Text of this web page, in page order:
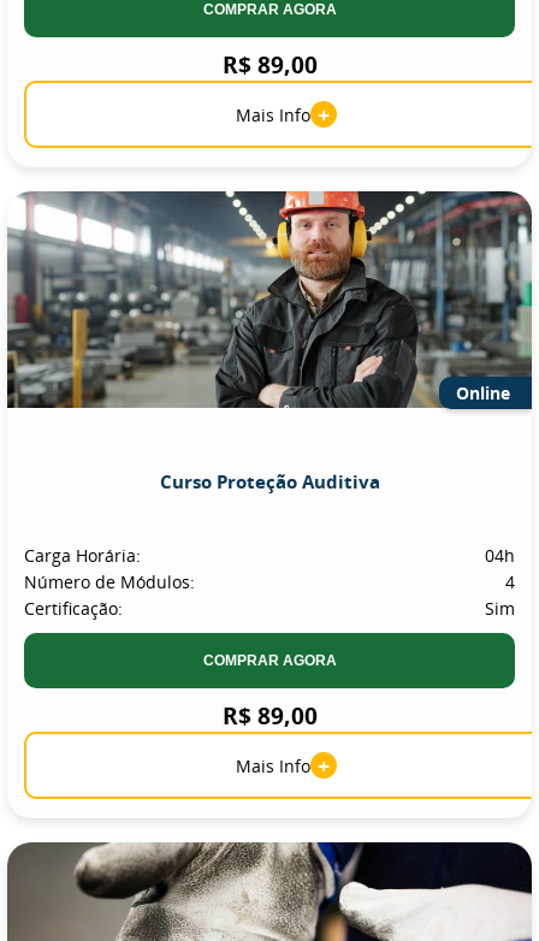
COMPRAR AGORA
R$ 89,00
Mais Info +
Online
Curso Proteção Auditiva
Carga Horária:
04h
Número de Módulos:
4
Certificação:
Sim
COMPRAR AGORA
R$ 89,00
Mais Info +